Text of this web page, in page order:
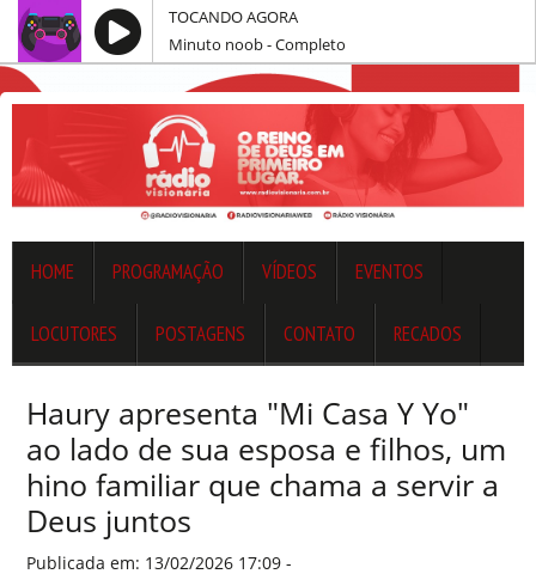
TOCANDO AGORA
Minuto noob - Completo
HOME PROGRAMAÇÃO VÍDEOS EVENTOS
LOCUTORES POSTAGENS CONTATO RECADOS
Haury apresenta "Mi Casa Y Yo"
ao lado de sua esposa e filhos, um
hino familiar que chama a servir a
Deus juntos
Publicada em: 13/02/2026 17:09 -